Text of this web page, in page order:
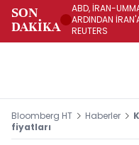
SON
DAKİKA
ABD, İRAN-
ARDINDAN
REUTERS
Bloomberg HT Haberler
fiyatları